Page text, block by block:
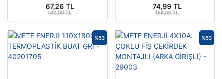
40200205
67,26 TL
142,00 TL
40200905
74,99 TL
158,00 TL
%53 %53